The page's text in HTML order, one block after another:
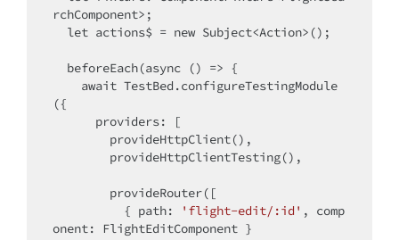
rchComponent>;
  let actions$ =
new Subject<Action>();
({
          { path:
'flight-edit/:id' , comp
onent: FlightEditComponent }